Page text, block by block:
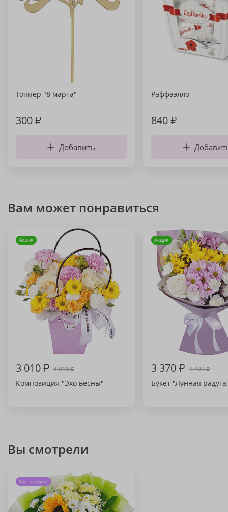
Топпер "8 марта"
300₽
Добавить
Раффаэлло
840₽
Вам может понравиться
Акция
3 010₽ 4 010₽
Композиция "Эхо весны"
Акция
3 370₽ 4 490₽
Букет "Лунная
Вы смотрели
Хит продаж